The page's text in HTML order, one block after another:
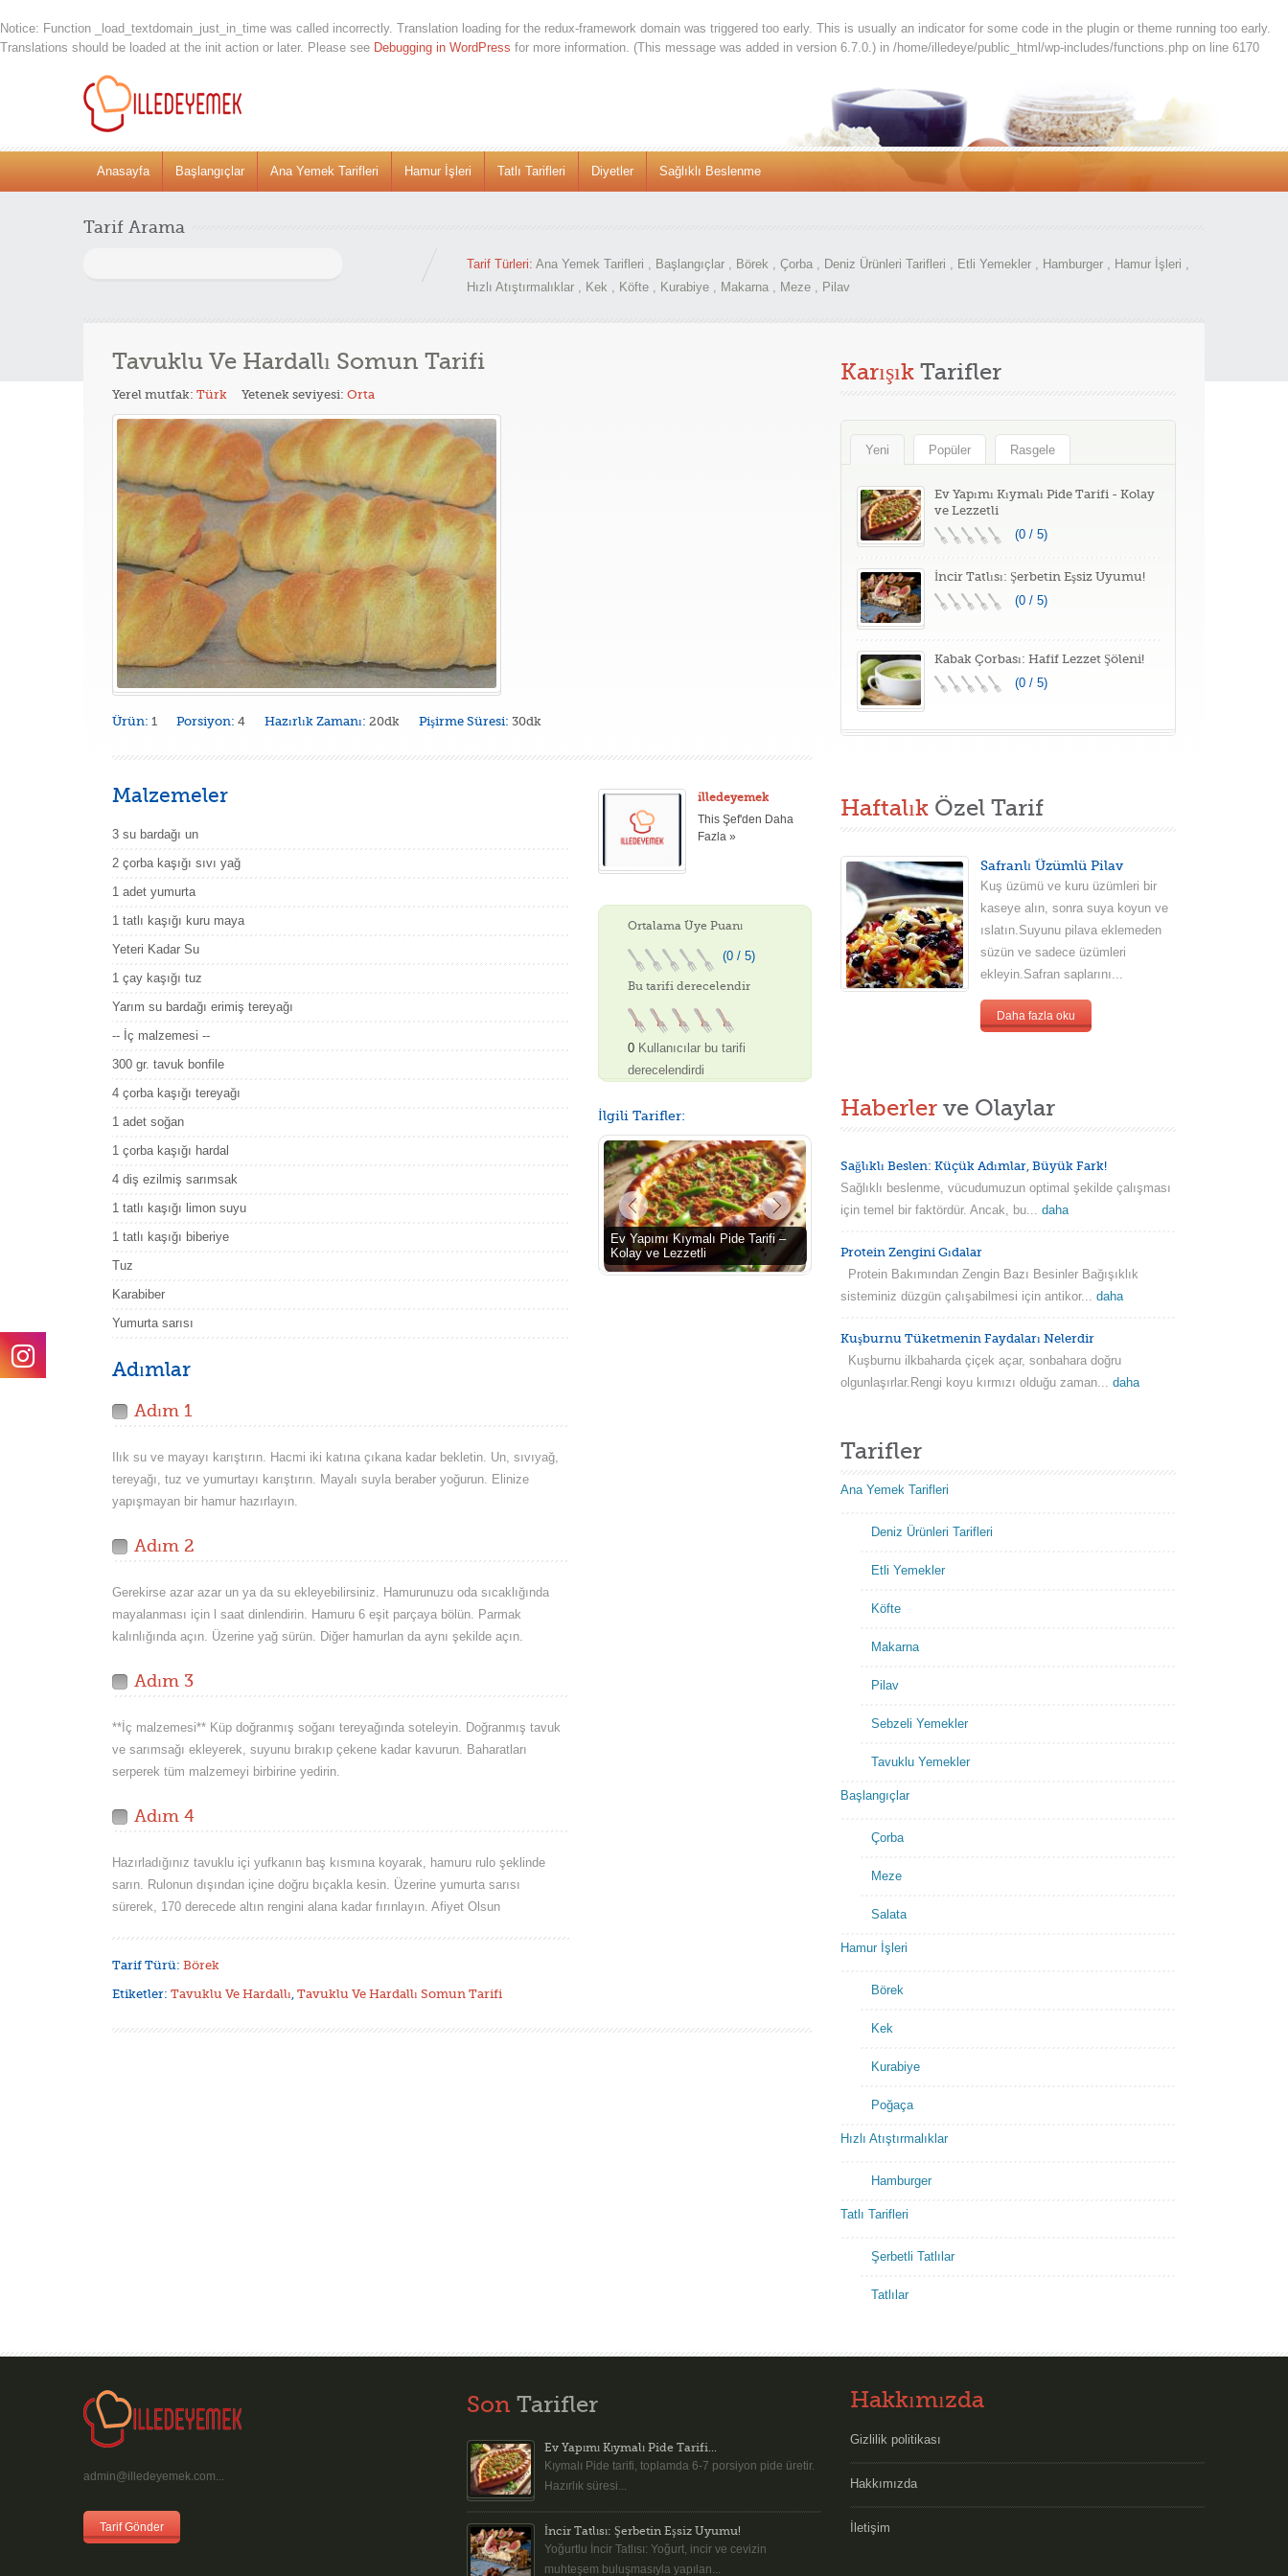
Notice: Function _load_textdomain_just_in_time was called incorrectly. Translation loading for the redux-framework domain was triggered too early. This is usually an indicator for some code in the plugin or theme running too early.
Translations should be loaded at the init action or later. Please see Debugging in WordPress for more information. (This message was added in version 6.7.0.) in /home/illedeye/public_html/wp-includes/functions.php on line 6170
Anasayfa Başlangıçlar Ana Yemek Tarifleri Hamur İşleri Tatlı Tarifleri Diyetler Sağlıklı Beslenme
Tarif Arama
Tarif Türleri: Ana Yemek Tarifleri , Başlangıçlar , Börek , Çorba , Deniz Ürünleri Tarifleri , Etli Yemekler , Hamburger , Hamur İşleri ,
Hızlı Atıştırmalıklar , Kek , Köfte , Kurabiye , Makarna , Meze , Pilav
Tavuklu Ve Hardallı Somun Tarifi
Yerel mutfak: Türk Yetenek seviyesi: Orta
Ürün: 1 Porsiyon: 4 Hazırlık Zamanı: 20dk Pişirme Süresi: 30dk
illedeyemek
This Şef'den Daha
Fazla »
Ortalama Üye Puanı
(0 / 5)
Bu tarifi derecelendir
0 Kullanıcılar bu tarifi
derecelendirdi
İlgili Tarifler:
Ev Yapımı Kıymalı Pide Tarifi –
Kolay ve Lezzetli
Malzemeler
3 su bardağı un
2 çorba kaşığı sıvı yağ
1 adet yumurta
1 tatlı kaşığı kuru maya
Yeteri Kadar Su
1 çay kaşığı tuz
Yarım su bardağı erimiş tereyağı
-- İç malzemesi --
300 gr. tavuk bonfile
4 çorba kaşığı tereyağı
1 adet soğan
1 çorba kaşığı hardal
4 diş ezilmiş sarımsak
1 tatlı kaşığı limon suyu
1 tatlı kaşığı biberiye
Tuz
Karabiber
Yumurta sarısı
Adımlar
Adım 1
Ilık su ve mayayı karıştırın. Hacmi iki katına çıkana kadar bekletin. Un, sıvıyağ,
tereyağı, tuz ve yumurtayı karıştırın. Mayalı suyla beraber yoğurun. Elinize
yapışmayan bir hamur hazırlayın.
Adım 2
Gerekirse azar azar un ya da su ekleyebilirsiniz. Hamurunuzu oda sıcaklığında
mayalanması için l saat dinlendirin. Hamuru 6 eşit parçaya bölün. Parmak
kalınlığında açın. Üzerine yağ sürün. Diğer hamurlan da aynı şekilde açın.
Adım 3
**İç malzemesi** Küp doğranmış soğanı tereyağında soteleyin. Doğranmış tavuk
ve sarımsağı ekleyerek, suyunu bırakıp çekene kadar kavurun. Baharatları
serperek tüm malzemeyi birbirine yedirin.
Adım 4
Hazırladığınız tavuklu içi yufkanın baş kısmına koyarak, hamuru rulo şeklinde
sarın. Rulonun dışından içine doğru bıçakla kesin. Üzerine yumurta sarısı
sürerek, 170 derecede altın rengini alana kadar fırınlayın. Afiyet Olsun
Tarif Türü: Börek
Etiketler: Tavuklu Ve Hardallı, Tavuklu Ve Hardallı Somun Tarifi
Karışık Tarifler
Yeni Popüler Rasgele
Ev Yapımı Kıymalı Pide Tarifi - Kolay
ve Lezzetli
(0 / 5)
İncir Tatlısı: Şerbetin Eşsiz Uyumu!
(0 / 5)
Kabak Çorbası: Hafif Lezzet Şöleni!
(0 / 5)
Haftalık Özel Tarif
Safranlı Üzümlü Pilav
Kuş üzümü ve kuru üzümleri bir
kaseye alın, sonra suya koyun ve
ıslatın.Suyunu pilava eklemeden
süzün ve sadece üzümleri
ekleyin.Safran saplarını...
Daha fazla oku
Haberler ve Olaylar
Sağlıklı Beslen: Küçük Adımlar, Büyük Fark!
Sağlıklı beslenme, vücudumuzun optimal şekilde çalışması
için temel bir faktördür. Ancak, bu... daha
Protein Zengini Gıdalar
Protein Bakımından Zengin Bazı Besinler Bağışıklık
sisteminiz düzgün çalışabilmesi için antikor... daha
Kuşburnu Tüketmenin Faydaları Nelerdir
Kuşburnu ilkbaharda çiçek açar, sonbahara doğru
olgunlaşırlar.Rengi koyu kırmızı olduğu zaman... daha
Tarifler
Ana Yemek Tarifleri
Deniz Ürünleri Tarifleri
Etli Yemekler
Köfte
Makarna
Pilav
Sebzeli Yemekler
Tavuklu Yemekler
Başlangıçlar
Çorba
Meze
Salata
Hamur İşleri
Börek
Kek
Kurabiye
Poğaça
Hızlı Atıştırmalıklar
Hamburger
Tatlı Tarifleri
Şerbetli Tatlılar
Tatlılar
admin@illedeyemek.com...
Tarif Gönder
Son Tarifler
Ev Yapımı Kıymalı Pide Tarifi...
Kıymalı Pide tarifi, toplamda 6-7 porsiyon pide üretir.
Hazırlık süresi...
İncir Tatlısı: Şerbetin Eşsiz Uyumu!
Yoğurtlu İncir Tatlısı: Yoğurt, incir ve cevizin
muhteşem buluşmasıyla yapılan...
Hakkımızda
Gizlilik politikası
Hakkımızda
İletişim